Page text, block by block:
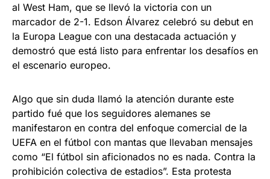
al West Ham, que se llevó la victoria con un
marcador de 2-1. Edson Álvarez celebró su debut en
la Europa League con una destacada actuación y
demostró que está listo para enfrentar los desafíos en
el escenario europeo.
Algo que sin duda llamó la atención durante este
partido fué que los seguidores alemanes se
manifestaron en contra del enfoque comercial de la
UEFA en el fútbol con mantas que llevaban mensajes
como “El fútbol sin aficionados no es nada. Contra la
prohibición colectiva de estadios”. Esta protesta